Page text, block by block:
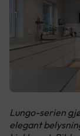
Lungo-serien
elegant